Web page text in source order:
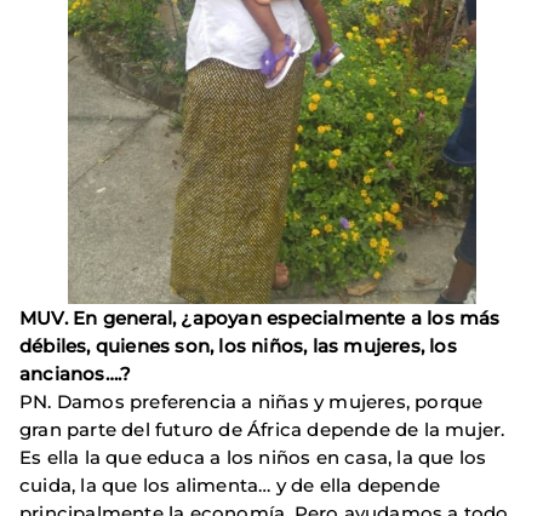
MUV. En general, ¿apoyan especialmente a los más
débiles, quienes son, los niños, las mujeres, los
ancianos….?
PN. Damos preferencia a niñas y mujeres, porque
gran parte del futuro de África depende de la mujer.
Es ella la que educa a los niños en casa, la que los
cuida, la que los alimenta… y de ella depende